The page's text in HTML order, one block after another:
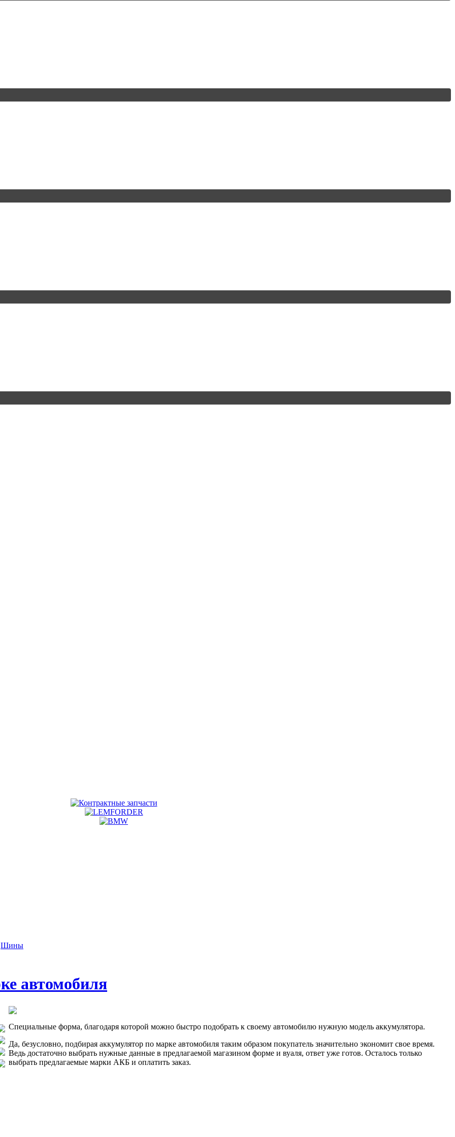
Шины
автомобиля
Специальные форма, благодаря которой можно быстро подобрать к своему автомобилю нужную модель аккумулятора.
Да, безусловно, подбирая аккумулятор по марке автомобиля таким образом покупатель значительно экономит свое время.
Ведь достаточно выбрать нужные данные в предлагаемой магазином форме и вуаля, ответ уже готов. Осталось только
выбрать предлагаемые марки АКБ и оплатить заказ.